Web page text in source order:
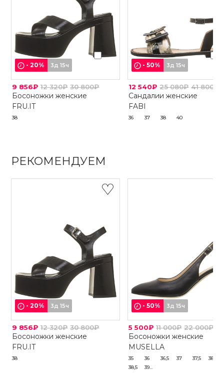
-20% 3д 15ч
9 856₽ 12 320₽ 30 800₽
Босоножки женские
FRU.IT
38
-50% 3д 15ч
12 540₽ 25 080₽ 41 800₽
Сандалии женские
FABI
36 37 38 40
РЕКОМЕНДУЕМ
-20% 3д 15ч
9 856₽ 12 320₽ 30 800₽
Босоножки женские
FRU.IT
38
-50% 3д 15ч
5 500₽ 11 000₽ 22 000₽
Босоножки женские
MUSELLA
35 36 36,5 37 37,5
38
38,5
39...